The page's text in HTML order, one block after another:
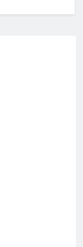
di Body
passato
Stefano De
Sanremo